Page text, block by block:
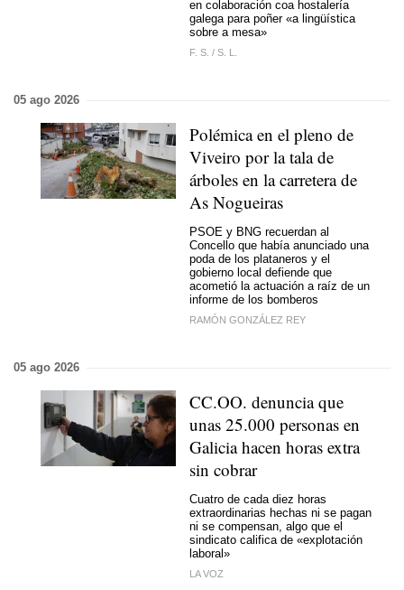
en colaboración coa hostalería
galega para poñer «a lingüística
sobre a mesa»
F. S. / S. L.
05 ago 2026
Polémica en el pleno de
Viveiro por la tala de
árboles en la carretera de
As Nogueiras
PSOE y BNG recuerdan al
Concello que había anunciado una
poda de los plataneros y el
gobierno local defiende que
acometió la actuación a raíz de un
informe de los bomberos
RAMÓN GONZÁLEZ REY
05 ago 2026
CC.OO. denuncia que
unas 25.000 personas en
Galicia hacen horas extra
sin cobrar
Cuatro de cada diez horas
extraordinarias hechas ni se pagan
ni se compensan, algo que el
sindicato califica de «explotación
laboral»
LA VOZ